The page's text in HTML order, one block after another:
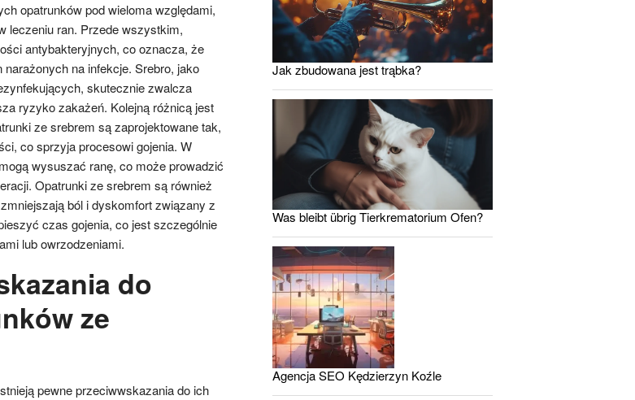
opatrunków pod wieloma względami,
leczeniu ran. Przede wszystkim,
antybakteryjnych, co oznacza, że
na infekcje. Srebro, jako
skutecznie zwalcza
ryzyko zakażeń. Kolejną różnicą jest
ze srebrem są zaprojektowane tak,
co sprzyja procesowi gojenia. W
wysuszać ranę, co może prowadzić
Opatrunki ze srebrem są również
ból i dyskomfort związany z
czas gojenia, co jest szczególnie
lub owrzodzeniami.
do
ze
pewne przeciwwskazania do ich
Jak zbudowana jest trąbka?
Was bleibt übrig Tierkrematorium Ofen?
Agencja SEO Kędzierzyn Koźle